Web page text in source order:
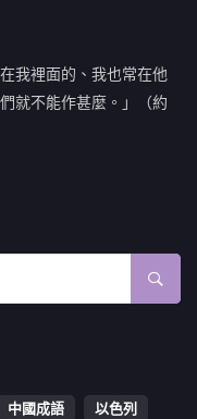
我裡面的、我也常在他
就不能作甚麼。」（約
中國成語
以色列